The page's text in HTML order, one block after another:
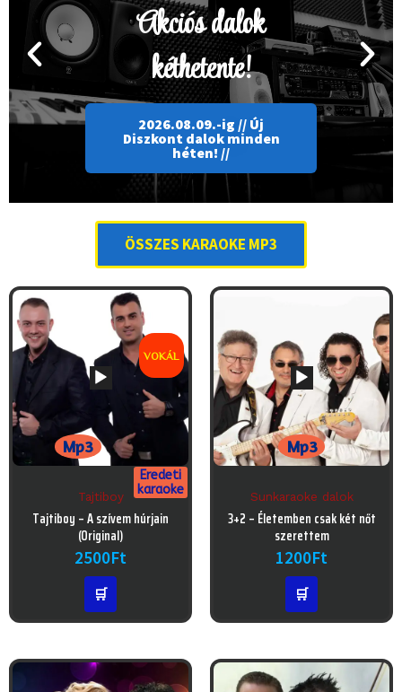
Akciós dalok
kéthetente!
2026.08.09.-ig // Új
Diszkont dalok minden
héten! //
Previous
ÖSSZES KARAOKE MP3
VOKÁL
Eredeti
karaoke
Mp3
Tajtiboy
Audió
lejátszó
Tajtiboy – A szívem húrjain
(Original)
2500Ft
🛒
Mp3
Sunkaraoke dalok
Audió
lejátszó
3+2 – Életemben csak két nőt
szerettem
1200Ft
🛒